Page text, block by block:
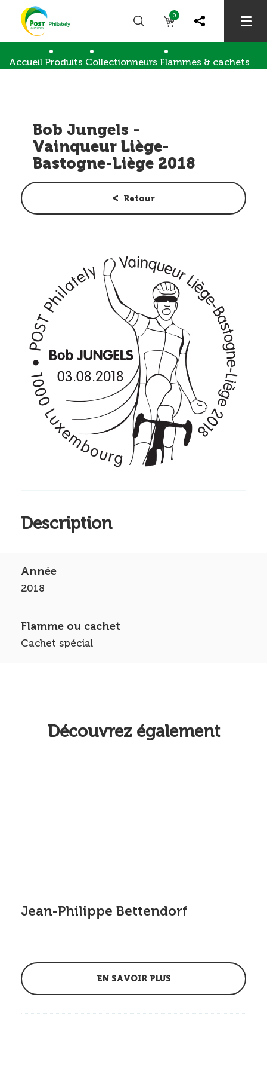
0
Accueil Produits Collectionneurs Flammes & cachets
Bob Jungels -
Vainqueur Liège-
Bastogne-Liège 2018
Retour
Description
2018
Cachet spécial
Découvrez également
Jean-Philippe Bettendorf
EN SAVOIR PLUS